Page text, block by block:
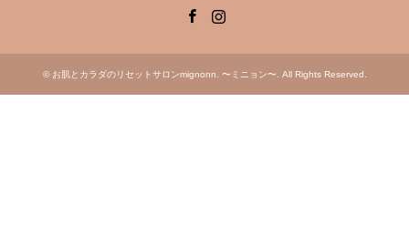
© お肌とカラダのリセットサロンmignonn. 〜ミニョン〜 . All Rights Reserved.